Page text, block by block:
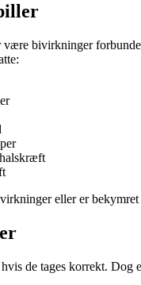
være bivirkninger
eller er
de tages korrekt.